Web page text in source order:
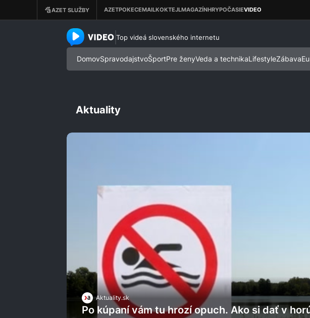
azet.video.sk
Top videá slovenského internetu
DomovSpravodajstvoŠportPre ženyVeda a technikaLifestyleZábava
Aktuality
Aktuality.sk
Po kúpaní vám tu hrozí opuch. Ako si dať v